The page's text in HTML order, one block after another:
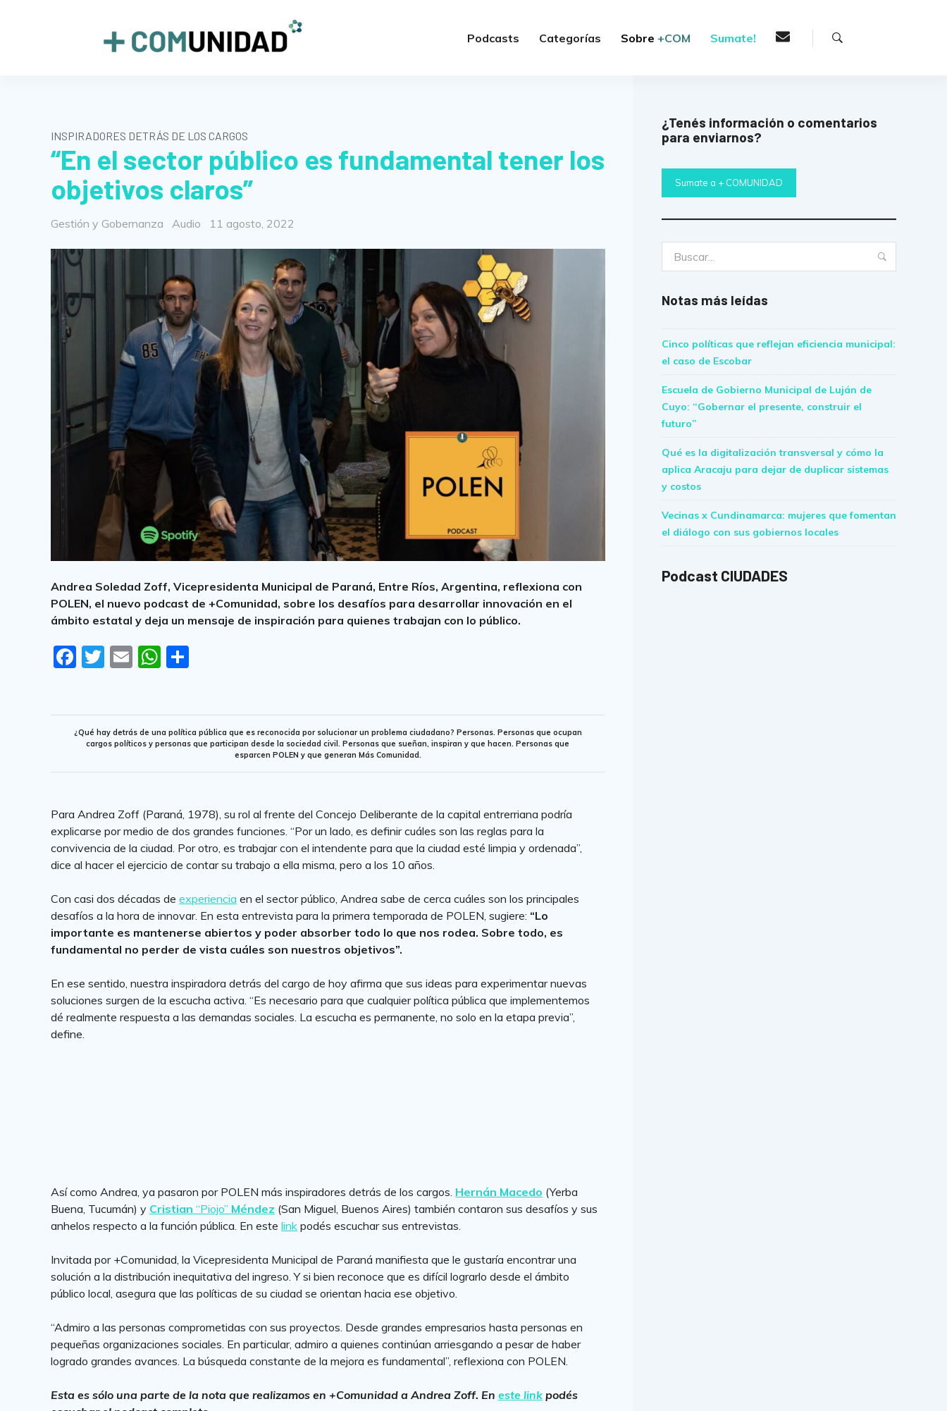
+COMUNIDAD Podcasts Categorías Sobre+COM Sumate!
INSPIRADORES DETRÁS DE LOS CARGOS
“En el sector público es fundamental tener los
objetivos claros”
Categorías
Gestión y Gobernanza Format
Audio
Posted
11 agosto, 2022
Andrea Soledad Zoff, Vicepresidenta Municipal de Paraná, Entre Ríos, Argentina, reflexiona con
POLEN, el nuevo podcast de +Comunidad, sobre los desafíos para desarrollar innovación en el
ámbito estatal y deja un mensaje de inspiración para quienes trabajan con lo público.
F
e
b
o
k
T
te
r
E
l
W
s
A
p
e
¿Qué hay detrás de una política pública que es reconocida por solucionar un problema ciudadano? Personas. Personas que ocupan
cargos políticos y personas que participan desde la sociedad civil. Personas que sueñan, inspiran y que hacen. Personas que
esparcen POLEN y que generan Más Comunidad.
Para Andrea Zoff (Paraná, 1978), su rol al frente del Concejo Deliberante de la capital entrerriana podría
explicarse por medio de dos grandes funciones. “Por un lado, es definir cuáles son las reglas para la
convivencia de la ciudad. Por otro, es trabajar con el intendente para que la ciudad esté limpia y ordenada”,
dice al hacer el ejercicio de contar su trabajo a ella misma, pero a los 10 años.
Con casi dos décadas deexperiencia en el sector público, Andrea sabe de cerca cuáles son los principales
desafíos a la hora de innovar. En esta entrevista para la primera temporada de POLEN, sugiere: “Lo
importante es mantenerse abiertos y poder absorber todo lo que nos rodea. Sobre todo, es
fundamental no perder de vista cuáles son nuestros objetivos”.
En ese sentido, nuestra inspiradora detrás del cargo de hoy afirma que sus ideas para experimentar nuevas
soluciones surgen de la escucha activa. “Es necesario para que cualquier política pública que implementemos
dé realmente respuesta a las demandas sociales. La escucha es permanente, no solo en la etapa previa”,
define.
Así como Andrea, ya pasaron por POLEN más inspiradores detrás de los cargos. Hernán Macedo (Yerba
Buena, Tucumán) y Cristian“Piojo” Méndez (San Miguel, Buenos Aires) también contaron sus desafíos y sus
anhelos respecto a la función pública. En estelink podés escuchar sus entrevistas.
Invitada por +Comunidad, la Vicepresidenta Municipal de Paraná manifiesta que le gustaría encontrar una
solución a la distribución inequitativa del ingreso. Y si bien reconoce que es difícil lograrlo desde el ámbito
público local, asegura que las políticas de su ciudad se orientan hacia ese objetivo.
“Admiro a las personas comprometidas con sus proyectos. Desde grandes empresarios hasta personas en
pequeñas organizaciones sociales. En particular, admiro a quienes continúan arriesgando a pesar de haber
logrado grandes avances. La búsqueda constante de la mejora es fundamental”, reflexiona con POLEN.
Esta es sólo una parte de la nota que realizamos en +Comunidad a Andrea Zoff. Eneste link podés
¿Tenés información o comentarios
para enviarnos?
Sumate a + COMUNIDAD
Notas más leídas
Cinco políticas que reflejan eficiencia municipal:
el caso de Escobar
Escuela de Gobierno Municipal de Luján de
Cuyo: “Gobernar el presente, construir el
futuro”
Qué es la digitalización transversal y cómo la
aplica Aracaju para dejar de duplicar sistemas
y costos
Vecinas x Cundinamarca: mujeres que fomentan
el diálogo con sus gobiernos locales
Podcast CIUDADES